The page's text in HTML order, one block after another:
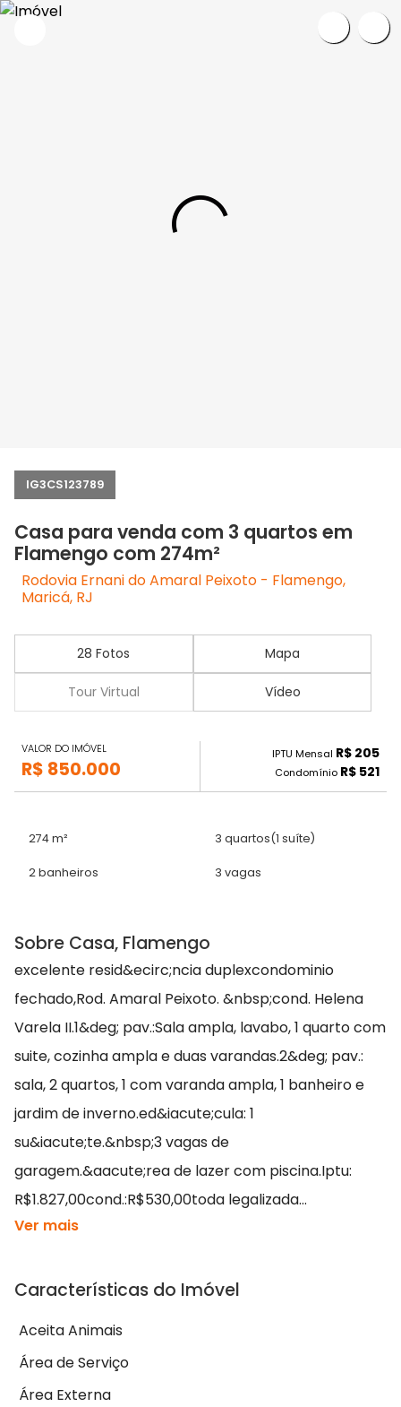
IG3CS123789
Casa para venda com 3 quartos em
Flamengo com 274m²
Rodovia Ernani do Amaral Peixoto - Flamengo,
Maricá, RJ
28 Fotos Mapa
Tour Virtual Vídeo
VALOR DO IMÓVEL
R$ 850.000
IPTU Mensal R$ 205
Condomínio R$ 521
274 m² 3 quartos(1 suíte)
2 banheiros 3 vagas
Sobre Casa, Flamengo
excelente resid&ecirc;ncia duplexcondominio
fechado,Rod. Amaral Peixoto. &nbsp;cond. Helena
Varela II.1&deg; pav.:Sala ampla, lavabo, 1 quarto com
suite, cozinha ampla e duas varandas.2&deg; pav.:
sala, 2 quartos, 1 com varanda ampla, 1 banheiro e
jardim de inverno.ed&iacute;cula: 1
su&iacute;te.&nbsp;3 vagas de
garagem.&aacute;rea de lazer com piscina.Iptu:
R$1.827,00cond.:R$530,00toda legalizada...
Ver mais
Características do Imóvel
Aceita Animais
Área de Serviço
Área Externa